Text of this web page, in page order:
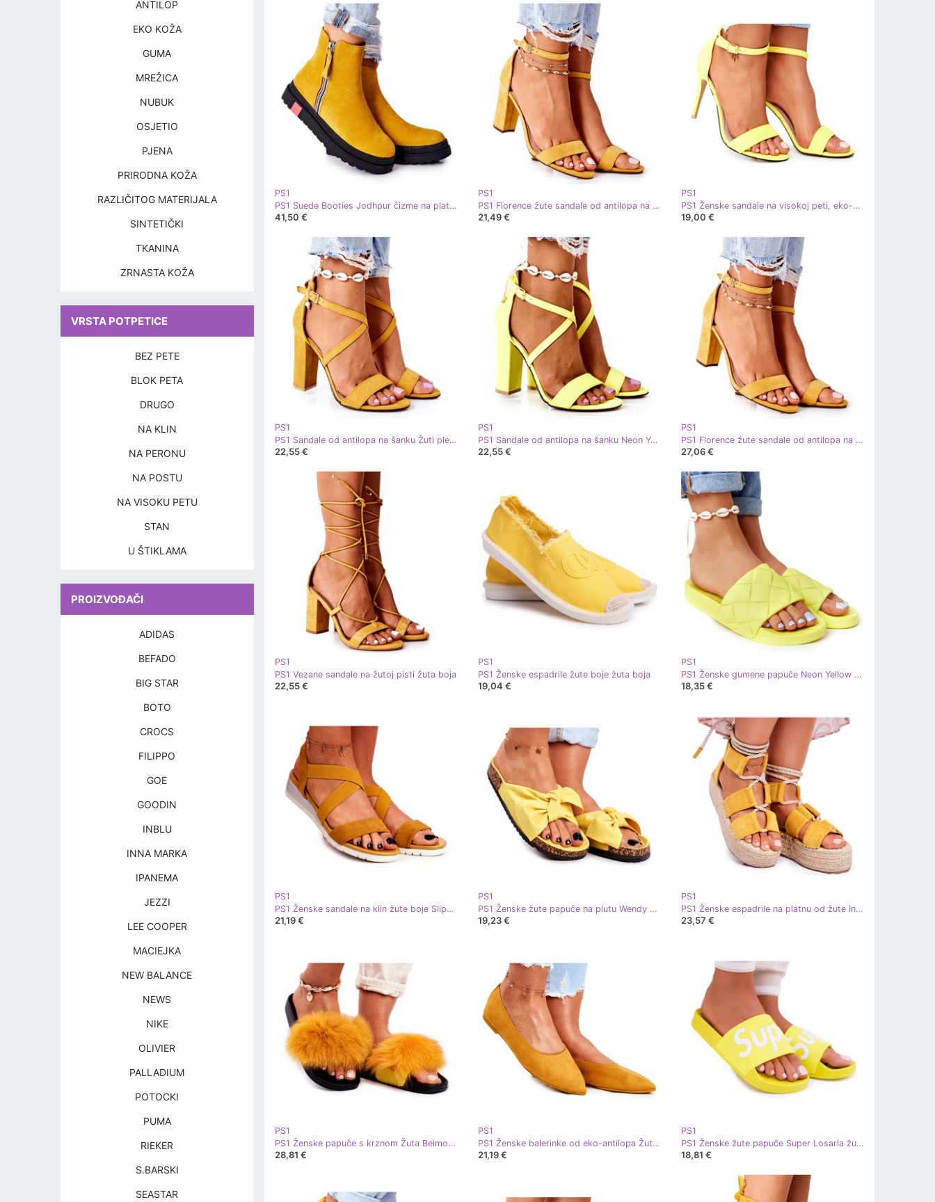
PS1
PS1 Suede Booties Jodhpur čizme na platformi Yellow Nessa žuta boja
41,50 €
PS1
PS1 Florence žute sandale od antilopa na šanku žuta boja
21,49 €
PS1
PS1 Ženske sandale na visokoj peti, eko-antilop, žuta Liberty žuta boja
19,00 €
PS1
PS1 Sandale od antilopa na šanku Žuti ples sa mnom žuta boja
22,55 €
PS1
PS1 Sandale od antilopa na šanku Neon Yellow Ples With Me žuta boja
22,55 €
PS1
PS1 Florence žute sandale od antilopa na šanku žuta boja
27,06 €
PS1
PS1 Vezane sandale na žutoj pisti žuta boja
22,55 €
PS1
PS1 Ženske espadrile žute boje žuta boja
19,04 €
PS1
PS1 Ženske gumene papuče Neon Yellow Let's Swim žuta boja
18,35 €
PS1
PS1 Ženske sandale na klin žute boje Slip-on Harper žuta boja
21,19 €
PS1
PS1 Ženske žute papuče na plutu Wendy žuta boja
19,23 €
PS1
PS1 Ženske espadrile na platnu od žute Indije žuta boja
23,57 €
PS1
PS1 Ženske papuče s krznom Žuta Belmondo žuta boja
28,81 €
PS1
PS1 Ženske balerinke od eko-antilopa Žuta Bellissima žuta boja
21,19 €
PS1
PS1 Ženske žute papuče Super Losaria žuta boja
18,81 €
ANTILOP
EKO KOŽA
GUMA
MREŽICA
NUBUK
OSJETIO
PJENA
PRIRODNA KOŽA
RAZLIČITOG MATERIJALA
SINTETIČKI
TKANINA
ZRNASTA KOŽA
VRSTA POTPETICE
BEZ PETE
BLOK PETA
DRUGO
NA KLIN
NA PERONU
NA POSTU
NA VISOKU PETU
STAN
U ŠTIKLAMA
PROIZVOĐAČI
ADIDAS
BEFADO
BIG STAR
BOTO
CROCS
FILIPPO
GOE
GOODIN
INBLU
INNA MARKA
IPANEMA
JEZZI
LEE COOPER
MACIEJKA
NEW BALANCE
NEWS
NIKE
OLIVIER
PALLADIUM
POTOCKI
PUMA
RIEKER
S.BARSKI
SEASTAR